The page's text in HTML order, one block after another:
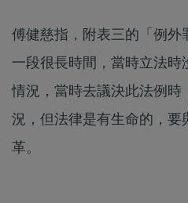
傅健慈指，附表三的「例外
一段很長時間，當時立法
情況，當時去議決此法例時
況，但法律是有生命的，要
革。